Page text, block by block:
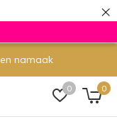
×
0 0
namaak